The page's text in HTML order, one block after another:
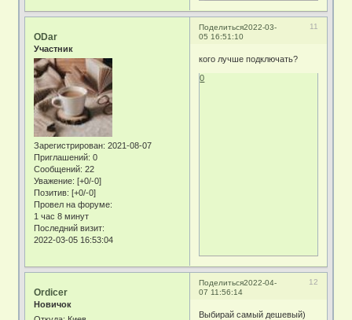
Поделиться 11
2022-03-
05 16:51:10
ODar
Участник
Зарегистрирован: 2021-08-07
Приглашений: 0
Сообщений: 22
Уважение: [+0/-0]
Позитив: [+0/-0]
Провел на форуме:
1 час 8 минут
Последний визит:
2022-03-05 16:53:04
кого лучше подключать?
0
Поделиться 12
2022-04-
07 11:56:14
Ordicer
Новичок
Выбирай самый дешевый)